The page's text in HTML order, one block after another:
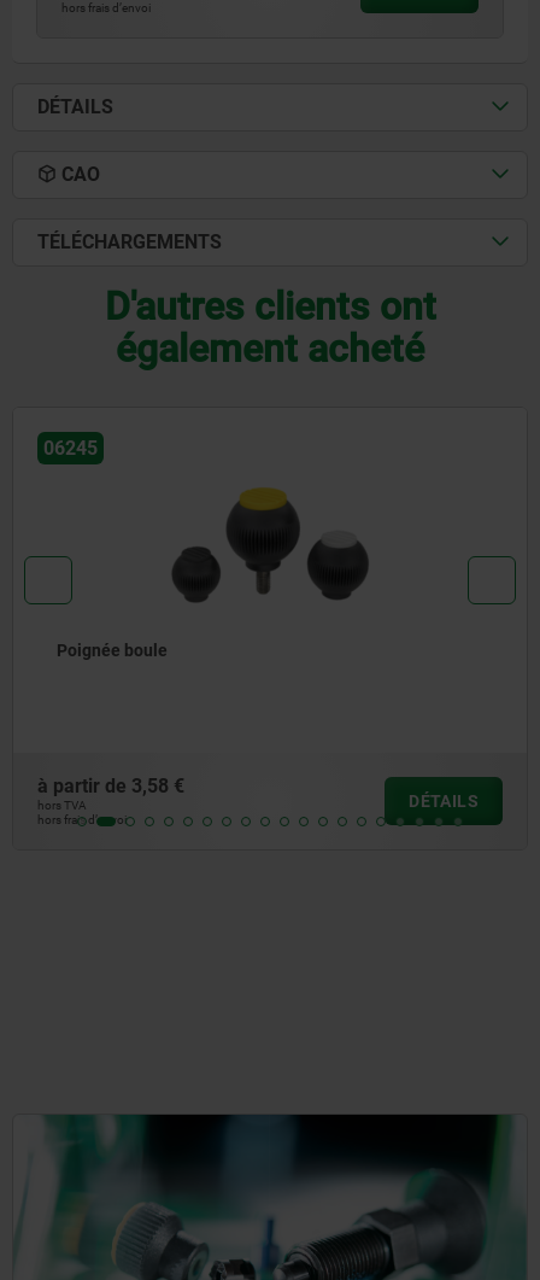
hors frais d’envoi
DÉTAILS
CAO
TÉLÉCHARGEMENTS
D'autres clients ont
également acheté
DÉTAILS
hors frais d’envoi